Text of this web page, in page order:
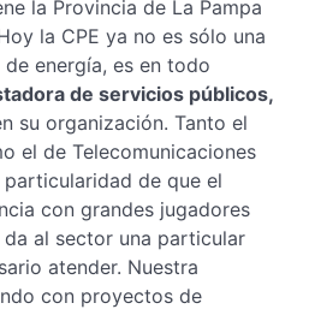
la Provincia de La Pampa
la CPE ya no es sólo una
energía, es en todo
de servicios públicos,
su organización. Tanto el
el de Telecomunicaciones
de que el
con grandes jugadores
al sector una particular
atender. Nuestra
con proyectos de